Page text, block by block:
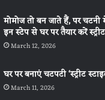
मोमोज तो बन जाते हैं, पर
इन स्टेप से घर पर तैयार करें
March 12, 2026
घर पर बनाएं चटपटी ‘स्ट्रीट
March 11, 2026